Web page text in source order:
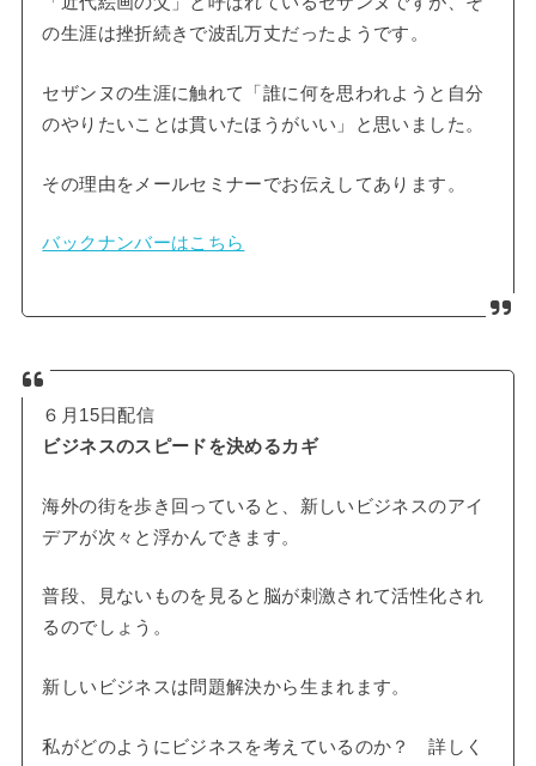
の生涯は挫折続きで波乱万丈だったようです。
セザンヌの生涯に触れて「誰に何を思われようと自分
のやりたいことは貫いたほうがいい」と思いました。
その理由をメールセミナーでお伝えしてあります。
バックナンバーはこちら
６月15日配信
ビジネスのスピードを決めるカギ
海外の街を歩き回っていると、新しいビジネスのアイ
デアが次々と浮かんできます。
普段、見ないものを見ると脳が刺激されて活性化され
るのでしょう。
新しいビジネスは問題解決から生まれます。
私がどのようにビジネスを考えているのか？ 詳しく